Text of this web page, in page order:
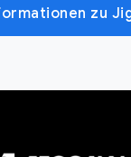
zu